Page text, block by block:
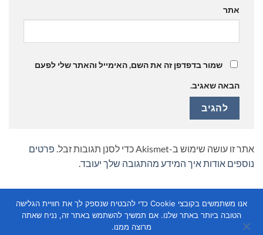
אתר
שמור בדפדפן זה את השם, האימייל והאתר שלי לפעם
הבאה שאגיב.
אתר זו עושה שימוש ב-Akismet כדי לסנן תגובות זבל.
פרטים
נוספים אודות איך המידע מהתגובה שלך יעובד
אנו משתמשים בקובצי Cookie כדי להבטיח שנספק לך את חוויית הגלישה
הטובה ביותר באתר שלנו. אם תמשיך להשתמש באתר זה, נניח שאתה
מרוצה ממנו.